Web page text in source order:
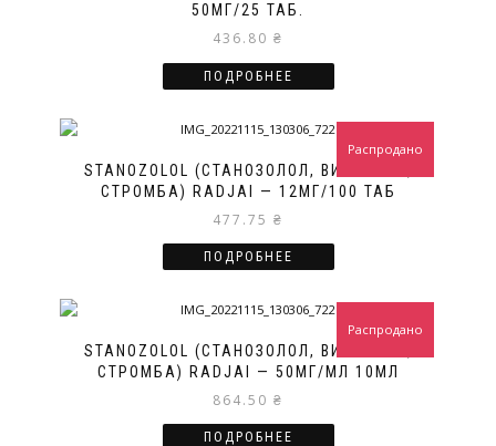
50МГ/25 ТАБ.
436.80 ₴
ПОДРОБНЕЕ
STANOZOLOL (СТАНОЗОЛОЛ, ВИНСТРОЛ,
СТРОМБА) RADJAI — 12МГ/100 ТАБ
477.75 ₴
Распродано
ПОДРОБНЕЕ
STANOZOLOL (СТАНОЗОЛОЛ, ВИНСТРОЛ,
СТРОМБА) RADJAI — 50МГ/МЛ 10МЛ
864.50 ₴
Распродано
ПОДРОБНЕЕ